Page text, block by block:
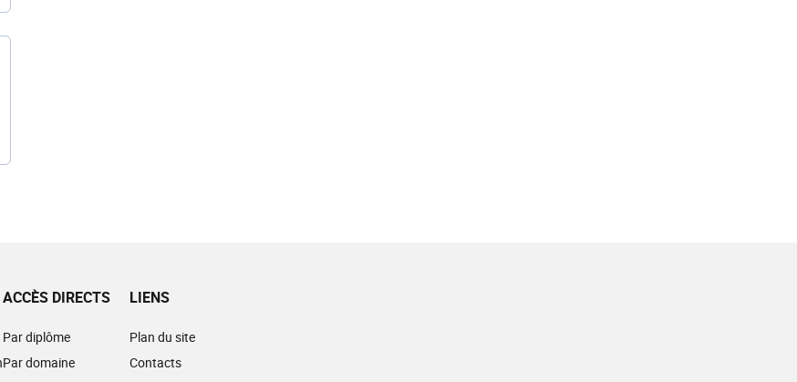
ACCÈS DIRECTS
Par diplôme
Par domaine
LIENS
Plan du site
Contacts